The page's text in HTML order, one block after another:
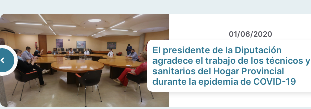
01/06/2020
El presidente de la Diputación
agradece el trabajo de los técnicos y
sanitarios del Hogar Provincial
durante la epidemia de COVID-19